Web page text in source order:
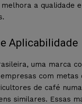
a qualidade
Aplicabilidade
uma marca
com metas
de café
similares. Essas